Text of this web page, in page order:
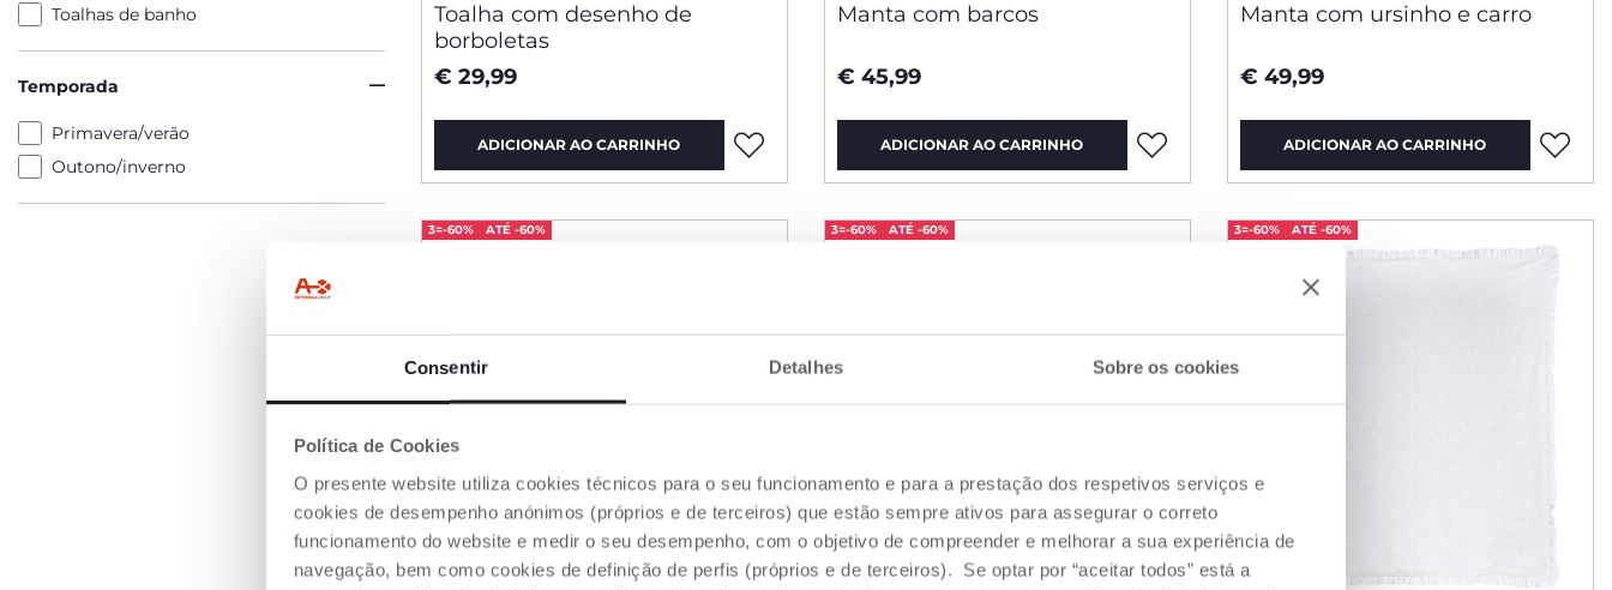
Consentir Detalhes Sobre os cookies
Política de Cookies
O presente website utiliza cookies técnicos para o seu funcionamento e para a prestação dos respetivos serviços e
cookies de desempenho anónimos (próprios e de terceiros) que estão sempre ativos para assegurar o correto
funcionamento do website e medir o seu desempenho, com o objetivo de compreender e melhorar a sua experiência de
navegação, bem como cookies de definição de perfis (próprios e de terceiros). Se optar por “aceitar todos” está a
Toalhas de banho
Temporada
Primavera/verão
Outono/inverno
Toalha com desenho de
borboletas
€ 29,99
ADICIONAR AO CARRINHO
Manta com barcos
€ 45,99
ADICIONAR AO CARRINHO
Manta com ursinho e carro
€ 49,99
ADICIONAR AO CARRINHO
3=-60% ATÉ -60% 3=-60% ATÉ -60% 3=-60% ATÉ -60%